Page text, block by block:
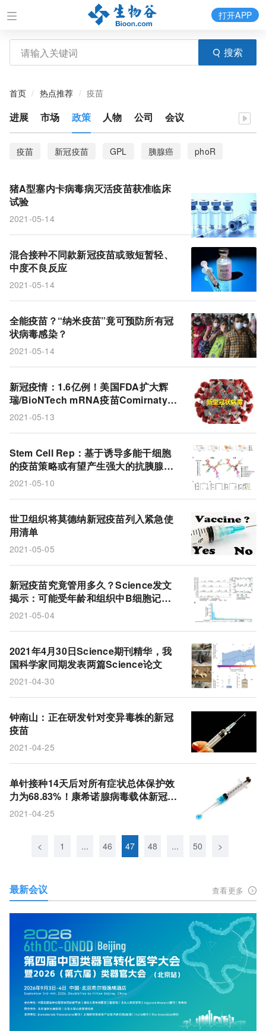
搜索
打开APP
首页 热点推荐 疫苗
进展 市场 政策 人物 公司 会议
疫苗 新冠疫苗 GPL 胰腺癌
phoR
脓肿分枝杆菌
毒性克隆
小鼠
佐剂
冠状病毒
辉瑞
紧急使用授权
猪A型塞内卡病毒病灭活疫苗获准临床
试验
2021-05-14
混合接种不同款新冠疫苗或致短暂轻、
中度不良反应
2021-05-14
全能疫苗？“纳米疫苗”竟可预防所有冠
状病毒感染？
2021-05-14
新冠疫情：1.6亿例！美国FDA扩大辉
瑞/BioNTech mRNA疫苗Comirnaty紧
急使用授权：用于12-15岁人群!
2021-05-13
Stem Cell Rep：基于诱导多能干细胞
的疫苗策略或有望产生强大的抗胰腺癌
潜能
2021-05-10
世卫组织将莫德纳新冠疫苗列入紧急使
用清单
2021-05-05
新冠疫苗究竟管用多久？Science发文
揭示：可能受年龄和组织中B细胞记忆
的差异影响
2021-05-04
2021年4月30日Science期刊精华，我
国科学家同期发表两篇Science论文
2021-04-30
钟南山：正在研发针对变异毒株的新冠
疫苗
2021-04-25
单针接种14天后对所有症状总体保护效
力为68.83%！康希诺腺病毒载体新冠疫
苗能否弯道超车 成为抗疫“尖刀斗士”？
2021-04-25
< 1 ... 46 47 48 ... 50 >
最新会议 查看更多